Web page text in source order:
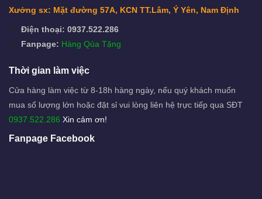
Xưởng sx: Mặt đường 57A, KCN TT.Lâm, Ý Yên, Nam Định
Điện thoại: 0937.522.286
Fanpage: Hàng Qùa Tặng
Thời gian làm việc
Cửa hàng làm việc từ 8-18h hàng ngày, nếu quý khách muốn
mua số lượng lớn hoặc đặt sỉ vui lòng liên hệ trực tiếp qua SĐT
0937.522.286 Xin cảm ơn!
Fanpage Facebook